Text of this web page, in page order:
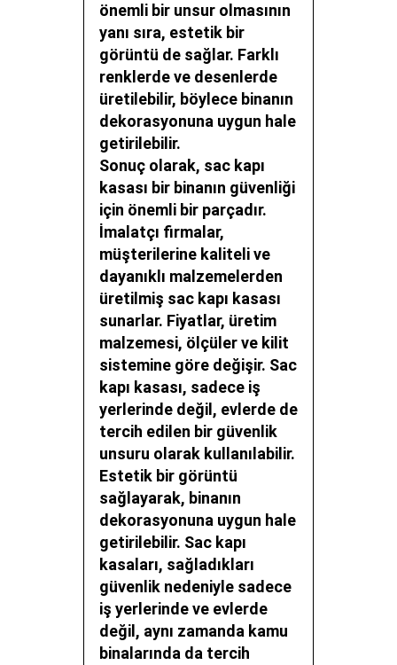
önemli bir unsur olmasının
yanı sıra, estetik bir
görüntü de sağlar. Farklı
renklerde ve desenlerde
üretilebilir, böylece binanın
dekorasyonuna uygun hale
getirilebilir.
Sonuç olarak, sac kapı
kasası bir binanın güvenliği
için önemli bir parçadır.
İmalatçı firmalar,
müşterilerine kaliteli ve
dayanıklı malzemelerden
üretilmiş sac kapı kasası
sunarlar. Fiyatlar, üretim
malzemesi, ölçüler ve kilit
sistemine göre değişir. Sac
kapı kasası, sadece iş
yerlerinde değil, evlerde de
tercih edilen bir güvenlik
unsuru olarak kullanılabilir.
Estetik bir görüntü
sağlayarak, binanın
dekorasyonuna uygun hale
getirilebilir. Sac kapı
kasaları, sağladıkları
güvenlik nedeniyle sadece
iş yerlerinde ve evlerde
değil, aynı zamanda kamu
binalarında da tercih